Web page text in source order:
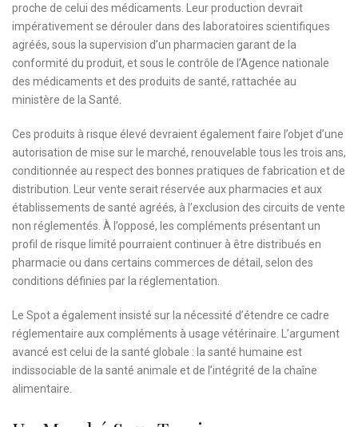
proche de celui des médicaments. Leur production devrait
impérativement se dérouler dans des laboratoires scientifiques
agréés, sous la supervision d’un pharmacien garant de la
conformité du produit, et sous le contrôle de l’Agence nationale
des médicaments et des produits de santé, rattachée au
ministère de la Santé.
Ces produits à risque élevé devraient également faire l’objet d’une
autorisation de mise sur le marché, renouvelable tous les trois ans,
conditionnée au respect des bonnes pratiques de fabrication et de
distribution. Leur vente serait réservée aux pharmacies et aux
établissements de santé agréés, à l’exclusion des circuits de vente
non réglementés. À l’opposé, les compléments présentant un
profil de risque limité pourraient continuer à être distribués en
pharmacie ou dans certains commerces de détail, selon des
conditions définies par la réglementation.
Le Spot a également insisté sur la nécessité d’étendre ce cadre
réglementaire aux compléments à usage vétérinaire. L’argument
avancé est celui de la santé globale : la santé humaine est
indissociable de la santé animale et de l’intégrité de la chaîne
alimentaire.